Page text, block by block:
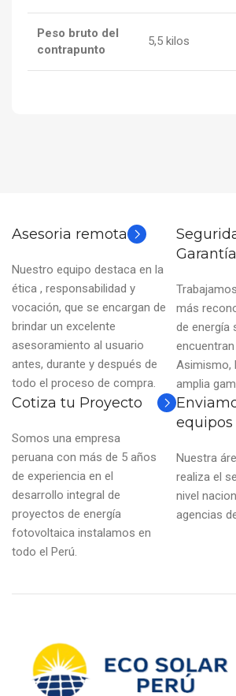
Peso bruto del
contrapunto
5,5 kilos
Asesoria remota
Nuestro equipo destaca en la
ética , responsabilidad y
vocación, que se encargan de
brindar un excelente
asesoramiento al usuario
antes, durante y después de
todo el proceso de compra.
Garantía
más
de energía
Asimismo,
amplia
Cotiza tu Proyecto
Somos una empresa
peruana con más de 5 años
de experiencia en el
desarrollo integral de
proyectos de energía
fotovoltaica instalamos en
todo el Perú.
equipos
Nuestra
realiza el
nivel
agencias